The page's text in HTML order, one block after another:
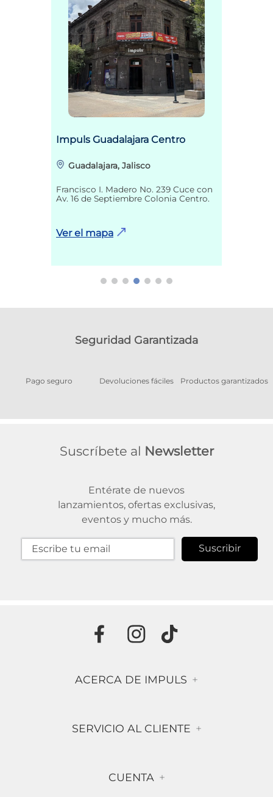
Impuls Guadalajara Centro
Guadalajara, Jalisco
Francisco I. Madero No. 239 Cuce con
Av. 16 de Septiembre Colonia Centro.
Ver el mapa
Seguridad Garantizada
Pago seguro Devoluciones fáciles Productos garantizados
Suscríbete al Newsletter
Entérate de nuevos
lanzamientos, ofertas exclusivas,
eventos y mucho más.
Suscribir
ACERCA DE IMPULS +
Contáctanos
SERVICIO AL CLIENTE +
CUENTA +